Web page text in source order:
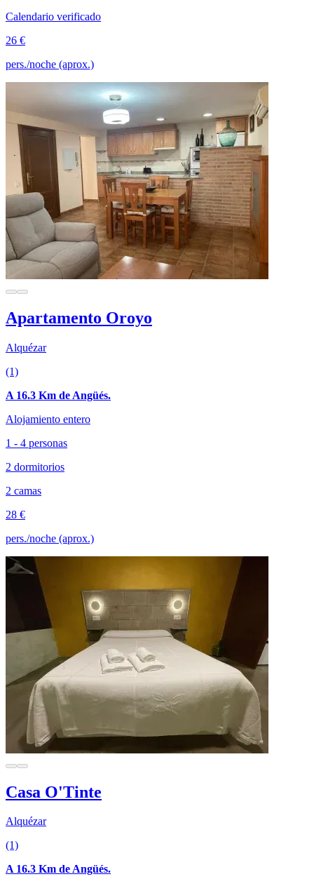
Calendario verificado
26 €
pers./noche (aprox.)
Apartamento Oroyo
Alquézar
(1)
A 16.3 Km de Angüés.
Alojamiento entero
1 - 4 personas
2 dormitorios
2 camas
28 €
pers./noche (aprox.)
Casa O'Tinte
Alquézar
(1)
A 16.3 Km de Angüés.